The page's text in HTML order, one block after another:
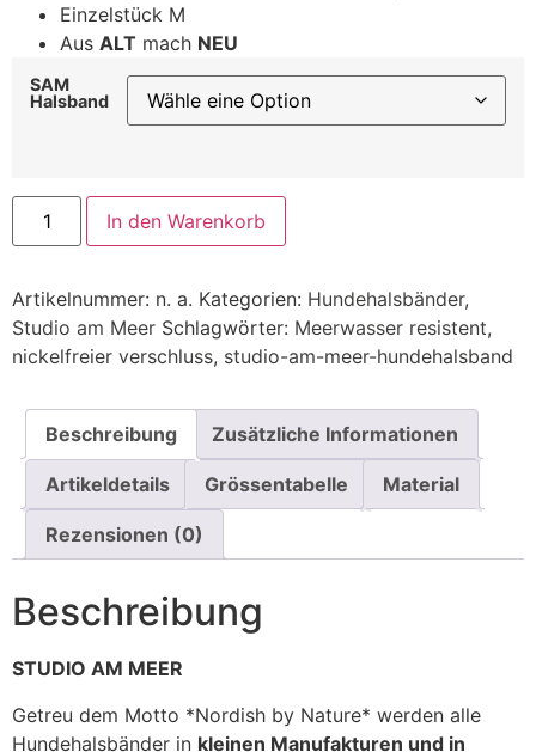
Einzelstück M
Aus ALT mach NEU
SAM
Halsband
In den Warenkorb
Artikelnummer: n. a. Kategorien: Hundehalsbänder,
Studio am Meer Schlagwörter: Meerwasser resistent,
nickelfreier verschluss, studio-am-meer-hundehalsband
Beschreibung Zusätzliche Informationen
Artikeldetails Grössentabelle Material
Rezensionen (0)
Beschreibung
STUDIO AM MEER
Getreu dem Motto *Nordish by Nature* werden alle
Hundehalsbänder in kleinen Manufakturen und in